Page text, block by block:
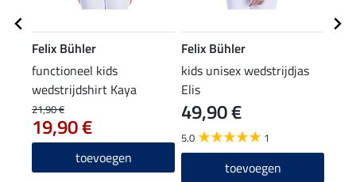
Felix Bühler
functioneel kids
wedstrijdshirt Kaya
21,90 €
19,90 €
toevoegen
Felix Bühler
kids unisex wedstrijdjas
Elis
49,90 €
5.0 1
toevoegen